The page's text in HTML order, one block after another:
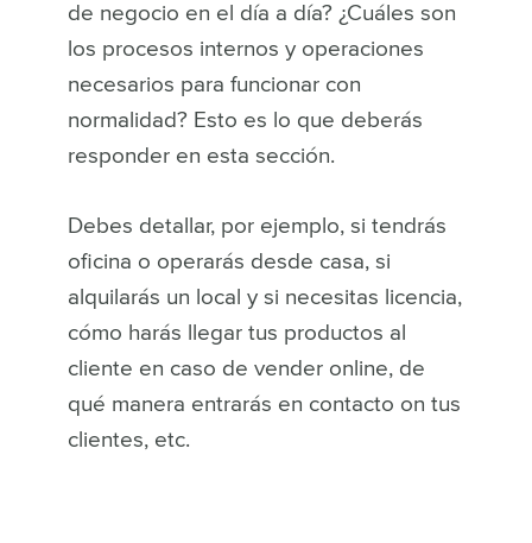
de negocio en el día a día? ¿Cuáles son
los procesos internos y operaciones
necesarios para funcionar con
normalidad? Esto es lo que deberás
responder en esta sección.
Debes detallar, por ejemplo, si tendrás
oficina o operarás desde casa, si
alquilarás un local y si necesitas licencia,
cómo harás llegar tus productos al
cliente en caso de vender online, de
qué manera entrarás en contacto on tus
clientes, etc.